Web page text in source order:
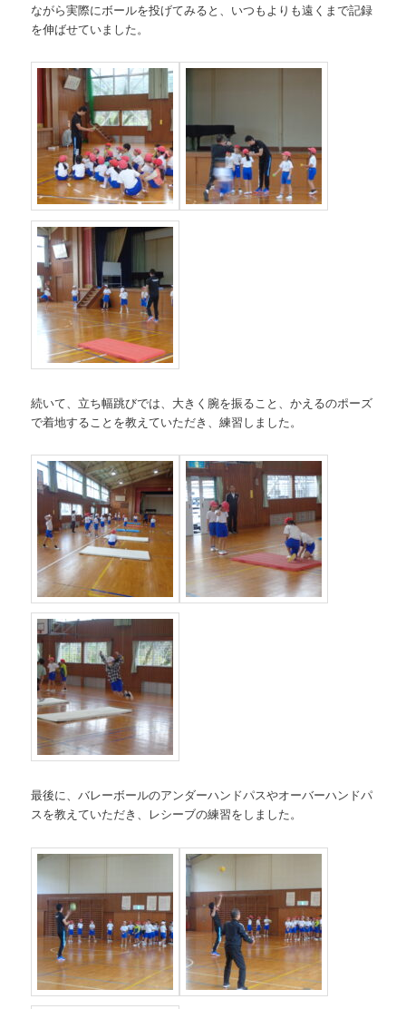
ながら実際にボールを投げてみると、いつもよりも遠くまで記録
を伸ばせていました。
続いて、立ち幅跳びでは、大きく腕を振ること、かえるのポーズ
で着地することを教えていただき、練習しました。
最後に、バレーボールのアンダーハンドパスやオーバーハンドパ
スを教えていただき、レシーブの練習をしました。